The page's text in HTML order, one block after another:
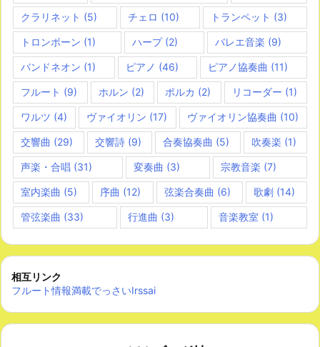
クラリネット (5) チェロ (10) トランペット (3)
トロンボーン (1) ハープ(2) バレエ音楽 (9)
バンドネオン (1) ピアノ (46) ピアノ協奏曲 (11)
フルート (9) ホルン (2) ポルカ (2) リコーダー (1)
ワルツ (4) ヴァイオリン (17) ヴァイオリン協奏曲 (10)
交響曲 (29) 交響詩(9) 合奏協奏曲 (5) 吹奏楽 (1)
声楽・合唱 (31) 変奏曲 (3) 宗教音楽 (7)
室内楽曲 (5) 序曲 (12) 弦楽合奏曲 (6) 歌劇(14)
管弦楽曲 (33) 行進曲 (3) 音楽教室 (1)
相互リンク
フルート情報満載でっさいIrssai